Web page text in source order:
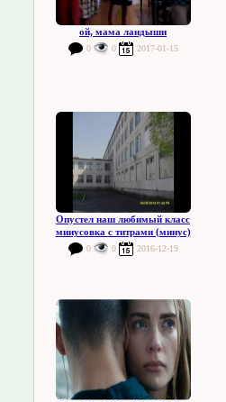
ой, мама ландыши
0 0 2017-01-15
Опустел наш любимый класс
минусовка с титрами (минус)
0 0 2016-12-19